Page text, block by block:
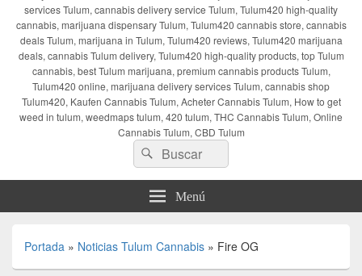
services Tulum, cannabis delivery service Tulum, Tulum420 high-quality
cannabis, marijuana dispensary Tulum, Tulum420 cannabis store, cannabis
deals Tulum, marijuana in Tulum, Tulum420 reviews, Tulum420 marijuana
deals, cannabis Tulum delivery, Tulum420 high-quality products, top Tulum
cannabis, best Tulum marijuana, premium cannabis products Tulum,
Tulum420 online, marijuana delivery services Tulum, cannabis shop
Tulum420, Kaufen Cannabis Tulum, Acheter Cannabis Tulum, How to get
weed in tulum, weedmaps tulum, 420 tulum, THC Cannabis Tulum, Online
Cannabis Tulum, CBD Tulum
Buscar
por:
Buscar
Menú
Portada » Noticias Tulum Cannabis » Fire OG